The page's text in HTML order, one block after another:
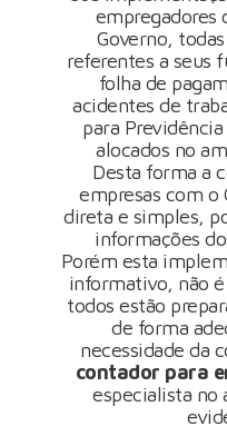
empregadores
Governo,
referentes a seus
folha de
acidentes de
para
alocados no
Desta forma a
empresas com o
direta e simples,
informações
Porém esta
informativo, não
todos estão
de forma
necessidade da
contador para
especialista no